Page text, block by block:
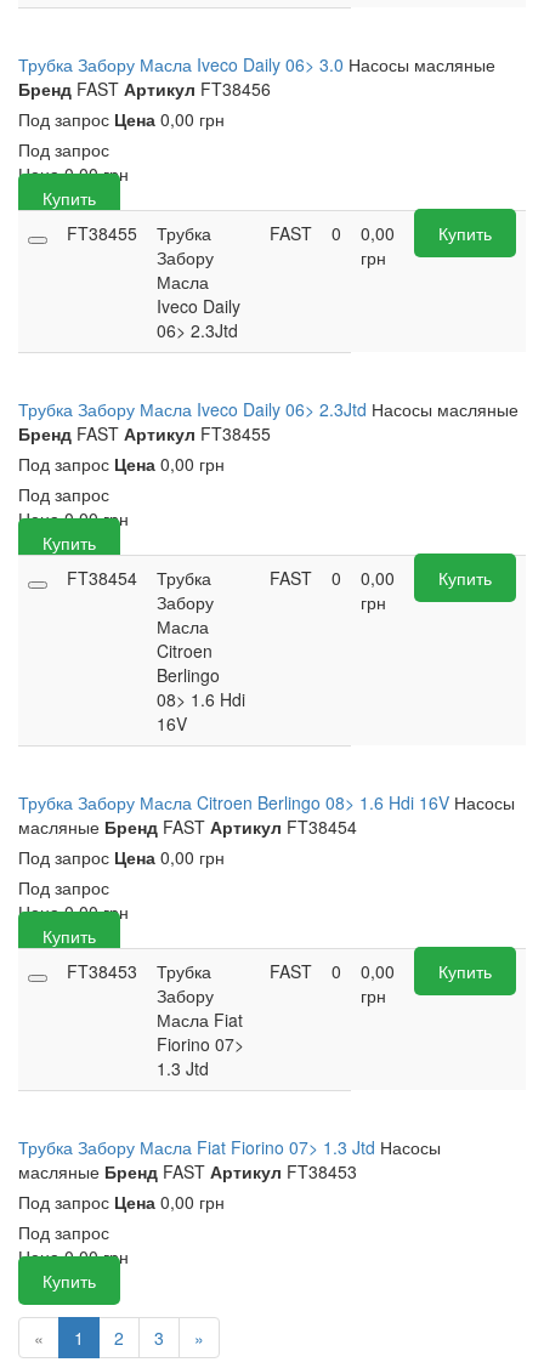
Трубка Забору Масла Iveco Daily 06> 3.0 Насосы масляные
Бренд FAST Артикул FT38456
Под запрос Цена 0,00 грн
Под запрос
Цена 0,00грн
Купить
FT38455
Трубка
Забору
Масла
Iveco Daily
06> 2.3Jtd
FAST 0
0,00
грн
Купить
Трубка Забору Масла Iveco Daily 06> 2.3Jtd Насосы масляные
Бренд FAST Артикул FT38455
Под запрос Цена 0,00 грн
Под запрос
Цена 0,00грн
Купить
FT38454
Трубка
Забору
Масла
Citroen
Berlingo
08> 1.6 Hdi
16V
FAST 0
0,00
грн
Купить
Трубка Забору Масла Citroen Berlingo 08> 1.6 Hdi 16V Насосы
масляные Бренд FAST Артикул FT38454
Под запрос Цена 0,00 грн
Под запрос
Цена 0,00грн
Купить
FT38453
Трубка
Забору
Масла Fiat
Fiorino 07>
1.3 Jtd
FAST 0
0,00
грн
Купить
Трубка Забору Масла Fiat Fiorino 07> 1.3 Jtd Насосы
масляные Бренд FAST Артикул FT38453
Под запрос Цена 0,00 грн
Под запрос
Цена 0,00грн
Купить
« 1 2 3 »